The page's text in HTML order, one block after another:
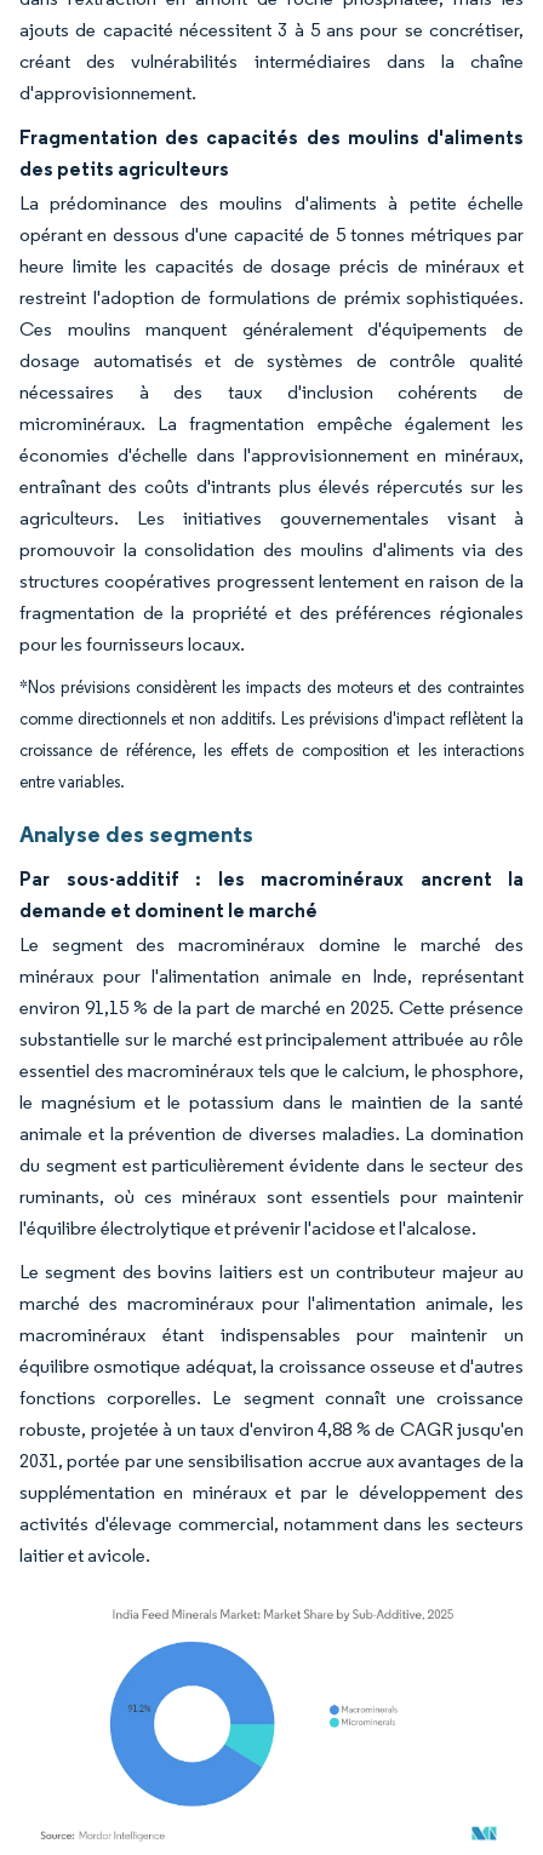
ajouts de capacité nécessitent 3 à 5 ans pour se concrétiser,
créant des vulnérabilités intermédiaires dans la chaîne
d'approvisionnement.
Fragmentation des capacités des moulins d'aliments
des petits agriculteurs
La prédominance des moulins d'aliments à petite échelle
opérant en dessous d'une capacité de 5 tonnes métriques par
heure limite les capacités de dosage précis de minéraux et
restreint l'adoption de formulations de prémix sophistiquées.
Ces moulins manquent généralement d'équipements de
dosage automatisés et de systèmes de contrôle qualité
nécessaires à des taux d'inclusion cohérents de
microminéraux. La fragmentation empêche également les
économies d'échelle dans l'approvisionnement en minéraux,
entraînant des coûts d'intrants plus élevés répercutés sur les
agriculteurs. Les initiatives gouvernementales visant à
promouvoir la consolidation des moulins d'aliments via des
structures coopératives progressent lentement en raison de la
fragmentation de la propriété et des préférences régionales
pour les fournisseurs locaux.
*Nos prévisions considèrent les impacts des moteurs et des contraintes
comme directionnels et non additifs. Les prévisions d'impact reflètent la
croissance de référence, les effets de composition et les interactions
entre variables.
Analyse des segments
Par sous-additif : les macrominéraux ancrent la
demande et dominent le marché
Le segment des macrominéraux domine le marché des
minéraux pour l'alimentation animale en Inde, représentant
environ 91,15 % de la part de marché en 2025. Cette présence
substantielle sur le marché est principalement attribuée au rôle
essentiel des macrominéraux tels que le calcium, le phosphore,
le magnésium et le potassium dans le maintien de la santé
animale et la prévention de diverses maladies. La domination
du segment est particulièrement évidente dans le secteur des
ruminants, où ces minéraux sont essentiels pour maintenir
l'équilibre électrolytique et prévenir l'acidose et l'alcalose.
Le segment des bovins laitiers est un contributeur majeur au
marché des macrominéraux pour l'alimentation animale, les
macrominéraux étant indispensables pour maintenir un
équilibre osmotique adéquat, la croissance osseuse et d'autres
fonctions corporelles. Le segment connaît une croissance
robuste, projetée à un taux d'environ 4,88 % de CAGR jusqu'en
2031, portée par une sensibilisation accrue aux avantages de la
supplémentation en minéraux et par le développement des
activités d'élevage commercial, notamment dans les secteurs
laitier et avicole.